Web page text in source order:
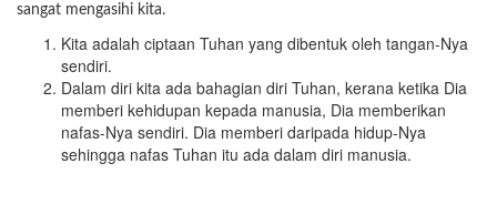
sangat mengasihi kita.
Kita adalah ciptaan Tuhan yang dibentuk oleh tangan-Nya
sendiri.
Dalam diri kita ada bahagian diri Tuhan, kerana ketika Dia
memberi kehidupan kepada manusia, Dia memberikan
nafas-Nya sendiri. Dia memberi daripada hidup-Nya
sehingga nafas Tuhan itu ada dalam diri manusia.